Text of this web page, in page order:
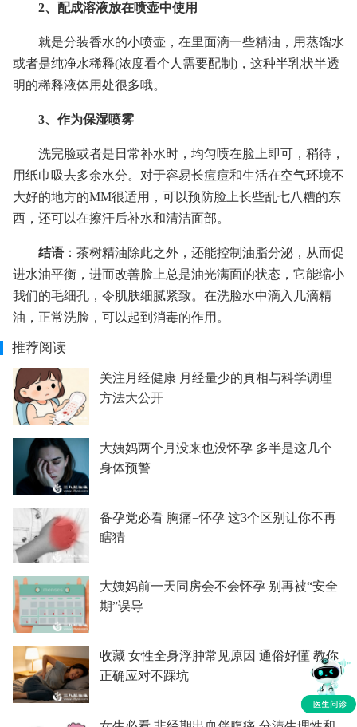
2、配成溶液放在喷壶中使用
就是分装香水的小喷壶，在里面滴一些精油，用蒸馏水
或者是纯净水稀释(浓度看个人需要配制)，这种半乳状半透
明的稀释液体用处很多哦。
3、作为保湿喷雾
洗完脸或者是日常补水时，均匀喷在脸上即可，稍待，
用纸巾吸去多余水分。对于容易长痘痘和生活在空气环境不
大好的地方的MM很适用，可以预防脸上长些乱七八糟的东
西，还可以在擦汗后补水和清洁面部。
结语：茶树精油除此之外，还能控制油脂分泌，从而促
进水油平衡，进而改善脸上总是油光满面的状态，它能缩小
我们的毛细孔，令肌肤细腻紧致。在洗脸水中滴入几滴精
油，正常洗脸，可以起到消毒的作用。
推荐阅读
关注月经健康 月经量少的真相与科学调理
方法大公开
大姨妈两个月没来也没怀孕 多半是这几个
身体预警
备孕党必看 胸痛=怀孕 这3个区别让你不再
瞎猜
大姨妈前一天同房会不会怀孕 别再被“安全
期”误导
收藏 女性全身浮肿常见原因 通俗好懂 教你
正确应对不踩坑